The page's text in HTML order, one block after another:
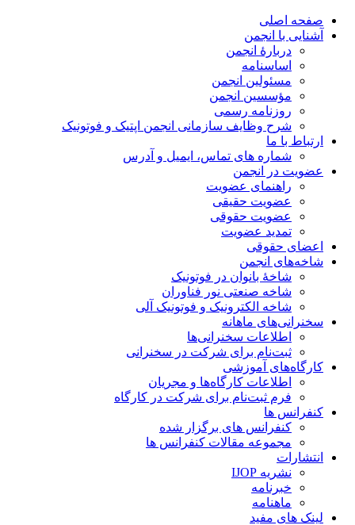
صفحه اصلی
آشنایی با انجمن
دربارۀ انجمن
اساسنامه
مسئولین انجمن
مؤسسین انجمن
روزنامه رسمی
شرح وظایف سازمانی انجمن اپتیک و فوتونیک
ارتباط با ما
شماره های تماس، ایمیل و آدرس
عضویت در انجمن
راهنمای عضویت
عضویت حقیقی
عضویت حقوقی
تمدید عضویت
اعضای حقوقی
شاخه‌های انجمن
شاخۀ بانوان در فوتونیک
شاخه صنعتی نور فناوران
شاخه‌ الکترونیک و فوتونیک آلی
سخنرانی‌های ماهانه
اطلاعات سخنرانی‌‌ها
ثبت‌نام برای شرکت در سخنرانی
کارگاه‌های آموزشی
اطلاعات کارگاه‌ها و مجریان
فرم ثبت‌نام برای شرکت در کارگاه
کنفرانس ها
کنفرانس های برگزار شده
مجموعه مقالات کنفرانس ها
انتشارات
نشریه IJOP
خبرنامه
ماهنامه
لینک های مفید